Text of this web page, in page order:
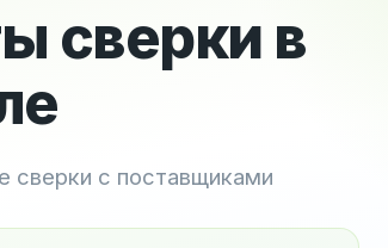
сверки в
сверки с поставщиками